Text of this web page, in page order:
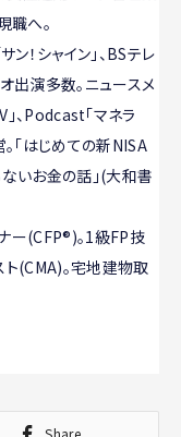
職へ。
ン！シャイン」、BSテレ
出演多数。ニュースメ
、Podcast「マネラ
。「はじめての新NISA
いお金の話」(大和書
ー(CFP®)。1級FP技
(CMA)。宅地建物取